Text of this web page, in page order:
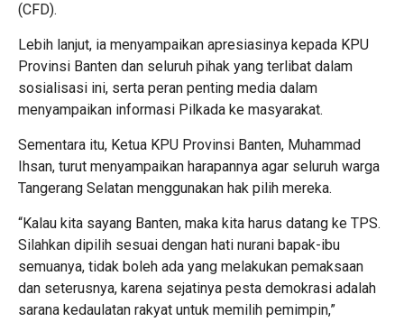
(CFD).
Lebih lanjut, ia menyampaikan apresiasinya kepada KPU
Provinsi Banten dan seluruh pihak yang terlibat dalam
sosialisasi ini, serta peran penting media dalam
menyampaikan informasi Pilkada ke masyarakat.
Sementara itu, Ketua KPU Provinsi Banten, Muhammad
Ihsan, turut menyampaikan harapannya agar seluruh warga
Tangerang Selatan menggunakan hak pilih mereka.
“Kalau kita sayang Banten, maka kita harus datang ke TPS.
Silahkan dipilih sesuai dengan hati nurani bapak-ibu
semuanya, tidak boleh ada yang melakukan pemaksaan
dan seterusnya, karena sejatinya pesta demokrasi adalah
sarana kedaulatan rakyat untuk memilih pemimpin,”